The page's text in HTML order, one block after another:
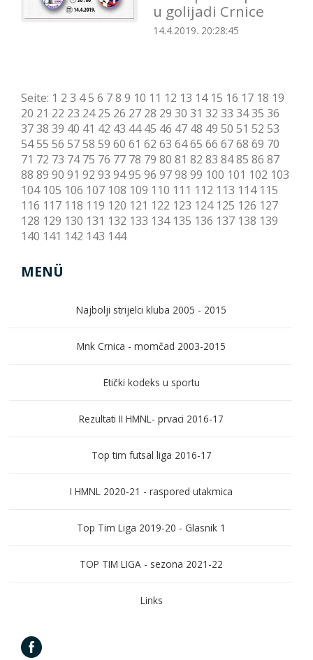
u golijadi Crnice
14.4.2019. 20:28:45
Seite: 1 2 3 45 6 78 9 10 11 12 13 14 15 16 17 18 19
20 21 22 23 24 25 26 27 28 29 30 31 32 33 3435 36
3738 39 40 41 42 43 44 45 46 47 48 49 50 51 52 53
5455 56 5758 59 60 61 62 63 6465 66 6768 69 70
71 72 73 74 75 76 77 78 79 80 81 82 83 8485 86 87
88 89 90 91 92 93 9495 96 9798 99 100 101 102 103
104 105 106 107 108 109 110 111 112 113 114 115
116 117 118 119 120 121 122 123 124 125 126 127
128 129 130 131 132 133 134 135 136 137 138 139
140 141 142 143 144
MENÜ
Najbolji strijelci kluba 2005 - 2015
Mnk Crnica - momčad 2003-2015
Etički kodeks u sportu
Rezultati II HMNL- prvaci 2016-17
Top tim futsal liga 2016-17
I HMNL 2020-21 - raspored utakmica
Top Tim Liga 2019-20 - Glasnik 1
TOP TIM LIGA - sezona 2021-22
Links